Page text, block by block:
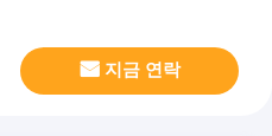
지금 연락